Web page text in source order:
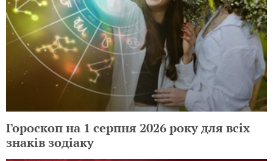
Гороскоп на 1 серпня 2026 року для всіх
знаків зодіаку